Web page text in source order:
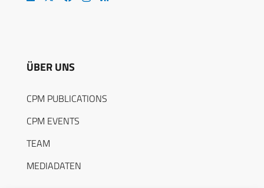
ÜBER UNS
CPM PUBLICATIONS
CPM EVENTS
TEAM
MEDIADATEN